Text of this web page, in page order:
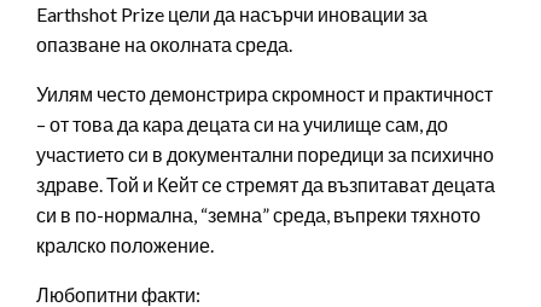
Earthshot Prize цели да насърчи иновации за
опазване на околната среда.
Уилям често демонстрира скромност и практичност
– от това да кара децата си на училище сам, до
участието си в документални поредици за психично
здраве. Той и Кейт се стремят да възпитават децата
си в по-нормална, “земна” среда, въпреки тяхното
кралско положение.
Любопитни факти: